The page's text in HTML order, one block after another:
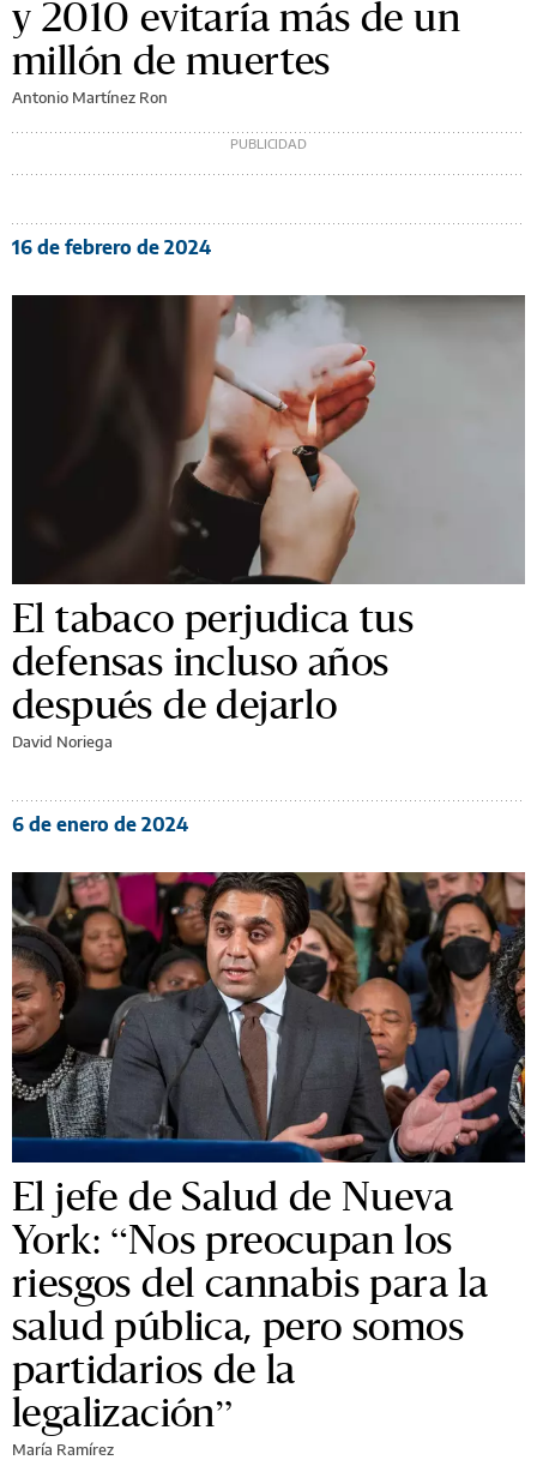
y 2010 evitaría más de un
millón de muertes
Antonio Martínez Ron
16 de febrero de 2024
El tabaco perjudica tus
defensas incluso años
después de dejarlo
David Noriega
6 de enero de 2024
El jefe de Salud de Nueva
York: “Nos preocupan los
riesgos del cannabis para la
salud pública, pero somos
partidarios de la
legalización”
María Ramírez